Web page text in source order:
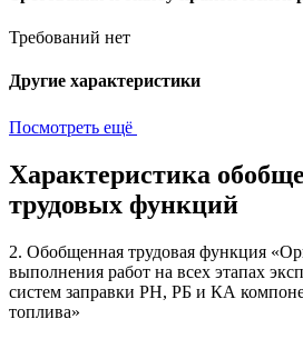
Требований нет
Другие характеристики
Посмотреть ещё
Характеристика
трудовых функций
2. Обобщенная трудовая функция
выполнения работ на всех этапах
систем заправки РН, РБ и КА
топлива»